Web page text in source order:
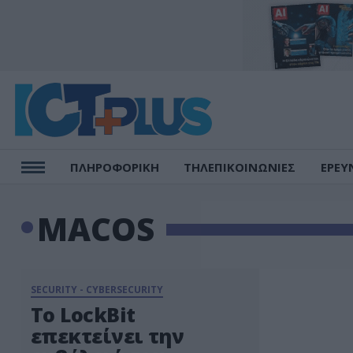
ΠΛΗΡΟΦΟΡΙΚΗ ΤΗΛΕΠΙΚΟΙΝΩΝΙΕΣ
MACOS
SECURITY - CYBERSECURITY
Το LockBit
επεκτείνει την